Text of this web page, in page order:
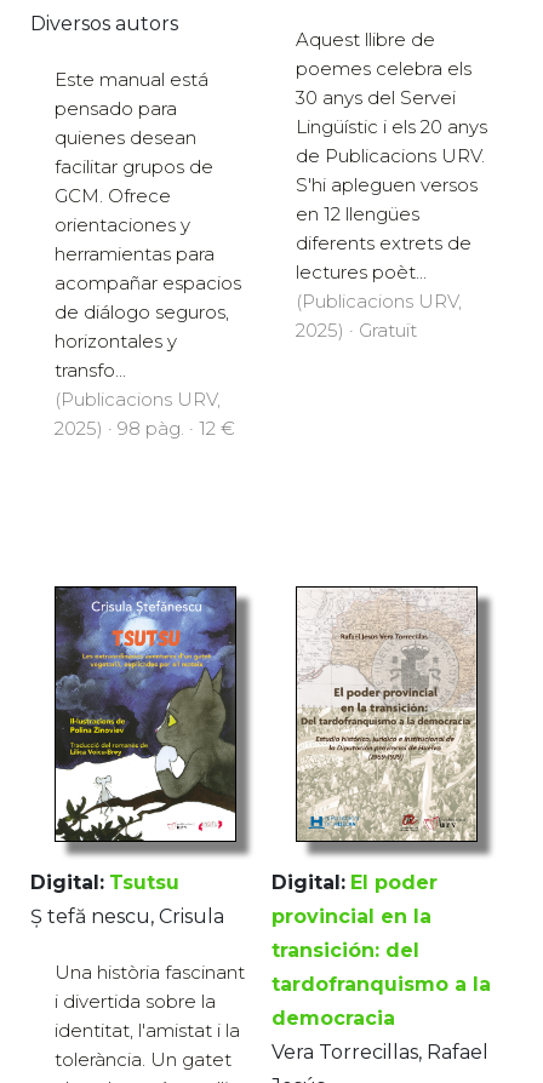
Diversos autors
Este manual está
pensado para
quienes desean
facilitar grupos de
GCM. Ofrece
orientaciones y
herramientas para
acompañar espacios
de diálogo seguros,
horizontales y
transfo...
(Publicacions URV,
2025) · 98 pàg. · 12 €
Aquest llibre de
poemes celebra els
30 anys del Servei
Lingüístic i els 20 anys
de Publicacions URV.
S'hi apleguen versos
en 12 llengües
diferents extrets de
lectures poèt...
(Publicacions URV,
2025) · Gratuït
Digital: Tsutsu
Ș tefă nescu, Crisula
Una història fascinant
i divertida sobre la
identitat, l'amistat i la
tolerància. Un gatet
Digital: El poder
provincial en la
transición: del
tardofranquismo a la
democracia
Vera Torrecillas, Rafael